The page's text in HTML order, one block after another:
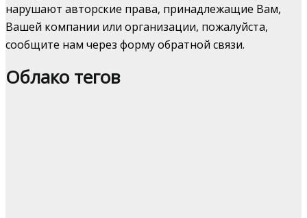
нарушают авторские права, принадлежащие Вам,
Вашей компании или организации, пожалуйста,
сообщите нам через форму обратной связи.
Облако тегов